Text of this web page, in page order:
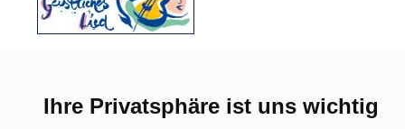
Ihre Privatsphäre ist uns wichtig